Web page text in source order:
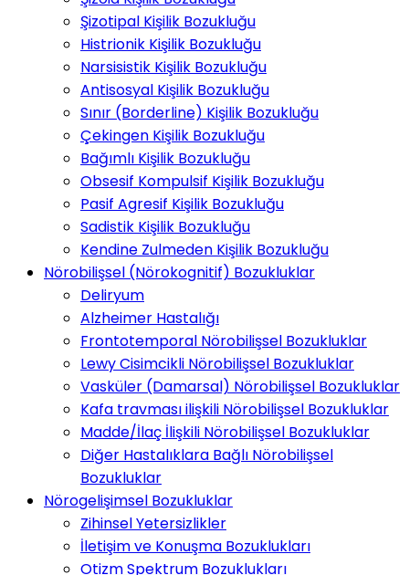
Şizotipal Kişilik Bozukluğu
Histrionik Kişilik Bozukluğu
Narsisistik Kişilik Bozukluğu
Antisosyal Kişilik Bozukluğu
Sınır (Borderline) Kişilik Bozukluğu
Çekingen Kişilik Bozukluğu
Bağımlı Kişilik Bozukluğu
Obsesif Kompulsif Kişilik Bozukluğu
Pasif Agresif Kişilik Bozukluğu
Sadistik Kişilik Bozukluğu
Kendine Zulmeden Kişilik Bozukluğu
Nörobilişsel (Nörokognitif) Bozukluklar
Deliryum
Alzheimer Hastalığı
Frontotemporal Nörobilişsel Bozukluklar
Lewy Cisimcikli Nörobilişsel Bozukluklar
Vasküler (Damarsal) Nörobilişsel Bozukluklar
Kafa travması ilişkili Nörobilişsel Bozukluklar
Madde/İlaç İlişkili Nörobilişsel Bozukluklar
Diğer Hastalıklara Bağlı Nörobilişsel
Bozukluklar
Nörogelişimsel Bozukluklar
Zihinsel Yetersizlikler
İletişim ve Konuşma Bozuklukları
Otizm Spektrum Bozuklukları